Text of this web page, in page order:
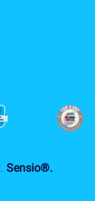
Sensio®.